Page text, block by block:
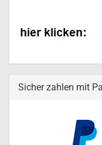
Sicher zahlen mit